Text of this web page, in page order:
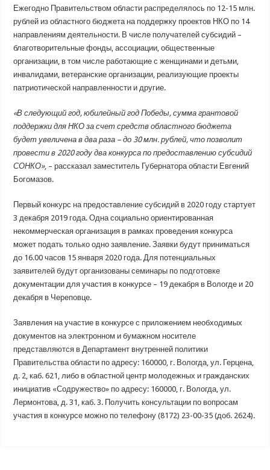
Ежегодно Правительством области распределялось по 12-15 млн.
рублей из областного бюджета на поддержку проектов НКО по 14
направлениям деятельности. В числе получателей субсидий –
благотворительные фонды, ассоциации, общественные
организации, в том числе работающие с женщинами и детьми,
инвалидами, ветеранские организации, реализующие проекты
патриотической направленности и другие.
«В следующий год, юбилейный год Победы, сумма грантовой
поддержки для НКО за счет средств областного бюджета
будет увеличена в два раза – до 30 млн. рублей, что позволит
провести в 2020 году два конкурса по предоставлению субсидий
СОНКО», – рассказал заместитель Губернатора области Евгений
Богомазов.
Первый конкурс на предоставление субсидий в 2020 году стартует
3 декабря 2019 года. Одна социально ориентированная
некоммерческая организация в рамках проведения конкурса
может подать только одно заявление. Заявки будут приниматься
до 16.00 часов 15 января 2020 года. Для потенциальных
заявителей будут организованы семинары по подготовке
документации для участия в конкурсе – 19 декабря в Вологде и 20
декабря в Череповце.
Заявления на участие в конкурсе с приложением необходимых
документов на электронном и бумажном носителе
представляются в Департамент внутренней политики
Правительства области по адресу: 160000, г. Вологда, ул. Герцена,
д. 2, каб. 621, либо в областной центр молодежных и гражданских
инициатив «Содружество» по адресу: 160000, г. Вологда, ул.
Лермонтова, д. 31, каб. 3. Получить консультации по вопросам
участия в конкурсе можно по телефону (8172) 23-00-35 (доб. 2624).